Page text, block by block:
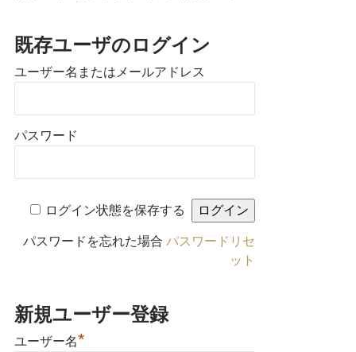
既存ユーザのログイン
ユーザー名またはメールアドレス
パスワード
ログイン状態を保存する
パスワードを忘れた場合 パスワードリセ
ット
新規ユーザー登録
ユーザー名*